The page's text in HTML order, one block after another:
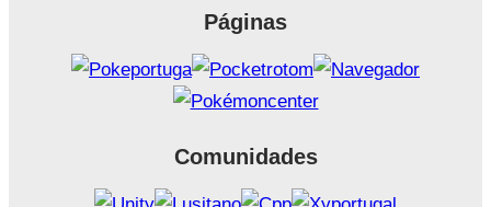
Páginas
Comunidades